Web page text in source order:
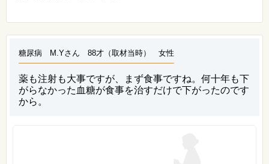
糖尿病 M.Yさん 88才（取材当時） 女性
薬も注射も大事ですが、まず食事ですね。何十年も下
がらなかった血糖が食事を治すだけで下がったのです
から。